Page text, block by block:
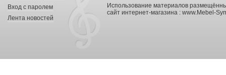
Вход с паролем
Лента новостей
Использование материалов
сайт интернет-магазина : www.Mebel-